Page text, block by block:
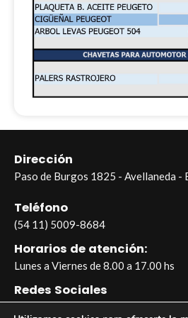
Dirección
Paso de Burgos 1825 - Avellaneda -
Teléfono
(54 11) 5009-8684
Horarios de atención:
Lunes a Viernes de 8.00 a 17.00 hs
Redes Sociales